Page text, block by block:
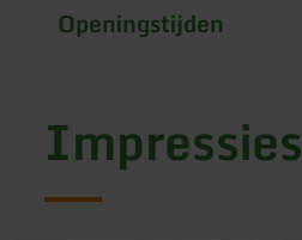
Openingstijden
Impressies